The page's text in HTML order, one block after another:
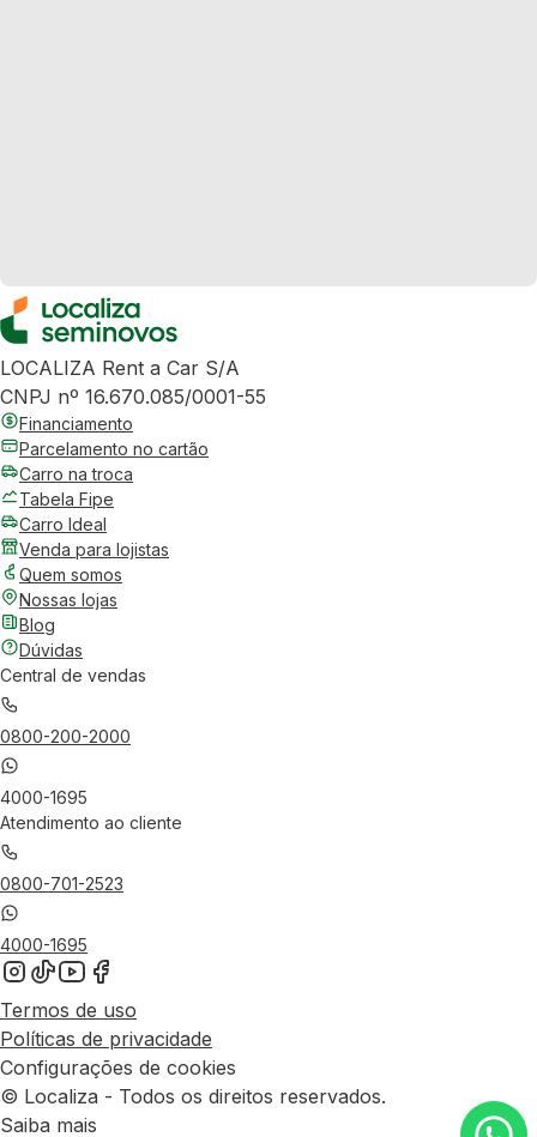
LOCALIZA Rent a Car S/A
CNPJ nº 16.670.085/0001-55
Financiamento
Parcelamento no cartão
Carro na troca
Tabela Fipe
Carro Ideal
Venda para lojistas
Quem somos
Nossas lojas
Blog
Dúvidas
Central de vendas
0800-200-2000
4000-1695
Atendimento ao cliente
0800-701-2523
4000-1695
Termos de uso
Políticas de privacidade
Configurações de cookies
© Localiza - Todos os direitos reservados.
Saiba mais